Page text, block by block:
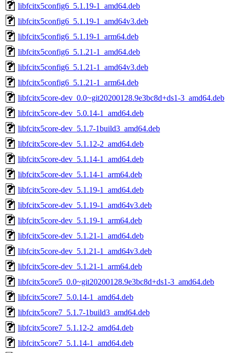
libfcitx5config6_5.1.19-1_amd64.deb
libfcitx5config6_5.1.19-1_amd64v3.deb
libfcitx5config6_5.1.19-1_arm64.deb
libfcitx5config6_5.1.21-1_amd64.deb
libfcitx5config6_5.1.21-1_amd64v3.deb
libfcitx5config6_5.1.21-1_arm64.deb
libfcitx5core-dev_0.0~git20200128.9e3bc8d+ds1-3_amd64.deb
libfcitx5core-dev_5.0.14-1_amd64.deb
libfcitx5core-dev_5.1.7-1build3_amd64.deb
libfcitx5core-dev_5.1.12-2_amd64.deb
libfcitx5core-dev_5.1.14-1_amd64.deb
libfcitx5core-dev_5.1.14-1_arm64.deb
libfcitx5core-dev_5.1.19-1_amd64.deb
libfcitx5core-dev_5.1.19-1_amd64v3.deb
libfcitx5core-dev_5.1.19-1_arm64.deb
libfcitx5core-dev_5.1.21-1_amd64.deb
libfcitx5core-dev_5.1.21-1_amd64v3.deb
libfcitx5core-dev_5.1.21-1_arm64.deb
libfcitx5core5_0.0~git20200128.9e3bc8d+ds1-3_amd64.deb
libfcitx5core7_5.0.14-1_amd64.deb
libfcitx5core7_5.1.7-1build3_amd64.deb
libfcitx5core7_5.1.12-2_amd64.deb
libfcitx5core7_5.1.14-1_amd64.deb